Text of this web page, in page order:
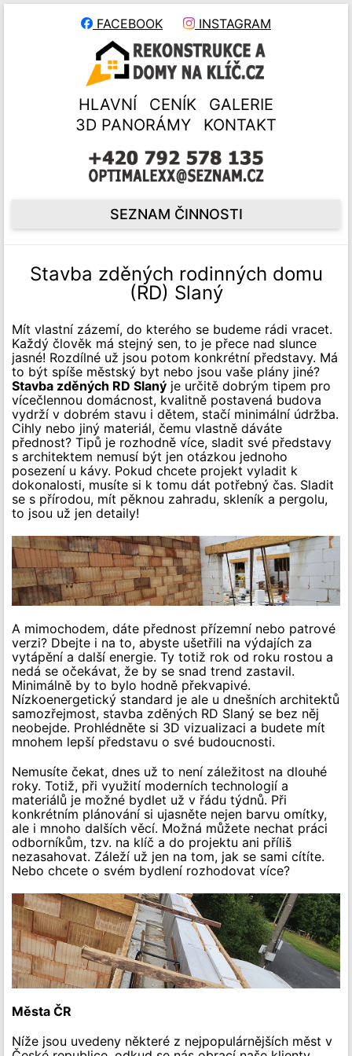
FACEBOOK INSTAGRAM
HLAVNÍ CENÍK
GALERIE
3D PANORÁMY
KONTAKT
SEZNAM ČINNOSTI
Stavba zděných rodinných domu
(RD) Slaný
Mít vlastní zázemí, do kterého se budeme rádi vracet.
Každý člověk má stejný sen, to je přece nad slunce
jasné! Rozdílné už jsou potom konkrétní představy. Má
to být spíše městský byt nebo jsou vaše plány jiné?
Stavba zděných RD Slaný je určitě dobrým tipem pro
vícečlennou domácnost, kvalitně postavená budova
vydrží v dobrém stavu i dětem, stačí minimální údržba.
Cihly nebo jiný materiál, čemu vlastně dáváte
přednost? Tipů je rozhodně více, sladit své představy
s architektem nemusí být jen otázkou jednoho
posezení u kávy. Pokud chcete projekt vyladit k
dokonalosti, musíte si k tomu dát potřebný čas. Sladit
se s přírodou, mít pěknou zahradu, skleník a pergolu,
to jsou už jen detaily!
A mimochodem, dáte přednost přízemní nebo patrové
verzi? Dbejte i na to, abyste ušetřili na výdajích za
vytápění a další energie. Ty totiž rok od roku rostou a
nedá se očekávat, že by se snad trend zastavil.
Minimálně by to bylo hodně překvapivé.
Nízkoenergetický standard je ale u dnešních architektů
samozřejmost, stavba zděných RD Slaný se bez něj
neobejde. Prohlédněte si 3D vizualizaci a budete mít
mnohem lepší představu o své budoucnosti.
Nemusíte čekat, dnes už to není záležitost na dlouhé
roky. Totiž, při využití moderních technologií a
materiálů je možné bydlet už v řádu týdnů. Při
konkrétním plánování si ujasněte nejen barvu omítky,
ale i mnoho dalších věcí. Možná můžete nechat práci
odborníkům, tzv. na klíč a do projektu ani příliš
nezasahovat. Záleží už jen na tom, jak se sami cítíte.
Nebo chcete o svém bydlení rozhodovat více?
Města ČR
Níže jsou uvedeny některé z nejpopulárnějších měst v